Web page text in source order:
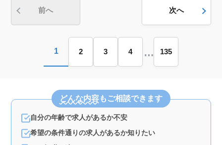
前へ 次へ
1 2 3 4 … 135
どんな内容もご相談できます
自分の年齢で求人があるか不安
希望の条件通りの求人があるか知りたい